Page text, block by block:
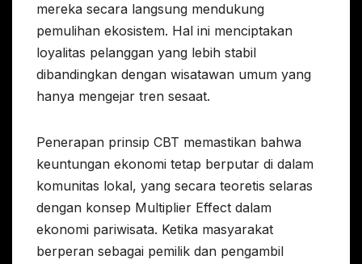
mereka secara langsung mendukung
pemulihan ekosistem. Hal ini menciptakan
loyalitas pelanggan yang lebih stabil
dibandingkan dengan wisatawan umum yang
hanya mengejar tren sesaat.
Penerapan prinsip CBT memastikan bahwa
keuntungan ekonomi tetap berputar di dalam
komunitas lokal, yang secara teoretis selaras
dengan konsep Multiplier Effect dalam
ekonomi pariwisata. Ketika masyarakat
berperan sebagai pemilik dan pengambil